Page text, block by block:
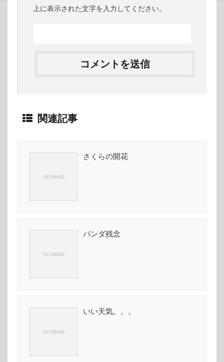
上に表示された文字を入力してください。
関連記事
さくらの開花
パンダ残念
いい天気。。。